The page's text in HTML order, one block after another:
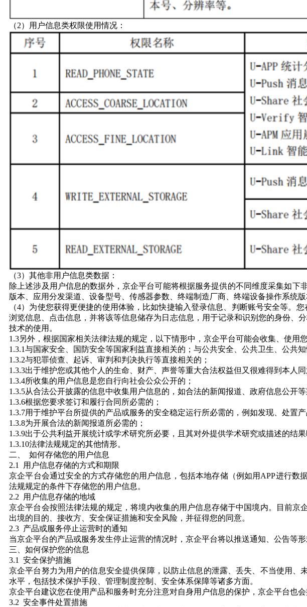
（2）用户信息类权限使用情况：
（3）其他非用户信息类数据：
除上述涉及用户信息的数据外，京企平台可能将根据服务提供的不同维度采集如
版本、应用分发渠道、设备型号、传感器参数、终端制造厂商、终端设备操作系统
（4）为使您获得更便捷的使用体验，比如快捷输入登录信息、判断账号安全等。
浏览信息、点击信息，并将该等信息储存为日志信息，用于记录和识别您的身份、
技术的使用。
1.3另外，根据国家相关法律法规的规定，以下情形中，京企平台可能会收集、使用
1.3.1与国家安全、国防安全等国家利益直接相关的；与公共安全、公共卫生、公共
1.3.2与犯罪侦查、起诉、审判和判决执行等直接相关的；
1.3.3出于维护您或其他个人的生命、财产、声誉等重大合法权益但又很难得到本人同
1.3.4所收集的用户信息是您自行向社会公众公开的；
1.3.5从合法公开披露的信息中收集用户信息的，如合法的新闻报道、政府信息公开等
1.3.6根据您要求签订和履行合同所必需的；
1.3.7用于维护平台所提供的产品或服务的安全稳定运行所必需的，例如发现、处置产
1.3.8为开展合法的新闻报道所必需的；
1.3.9出于公共利益开展统计或学术研究所必要，且其对外提供学术研究或描述的结
1.3.10法律法规规定的其他情形。
二、 如何存储您的用户信息
2.1 用户信息存储的方式和期限
京企平台会通过安全的方式存储您的用户信息，包括本地存储（例如用APP进行
法规规定的条件下存储您的用户信息。
2.2 用户信息存储的地域
京企平台会按照法律法规的规定，将境内收集的用户信息存储于中国境内。目前
出境的目的、接收方、安全保证措施和安全风险，并征得您的同意。
2.3 产品或服务停止运营时的通知
当京企平台的产品或服务发生停止运营的情况时，京企平台将以推送通知、公告等
三、如何保护您的信息
3.1 安全保护措施
京企平台努力为用户的信息安全提供保障，以防止信息的泄露、丢失、不当使用
水平，包括技术保护手段、管理制度控制、安全体系保障等诸多方面。
京企平台建议您在使用产品和服务时充分注意对自身用户信息的保护，京企平台也
3.2 安全事件处置措施